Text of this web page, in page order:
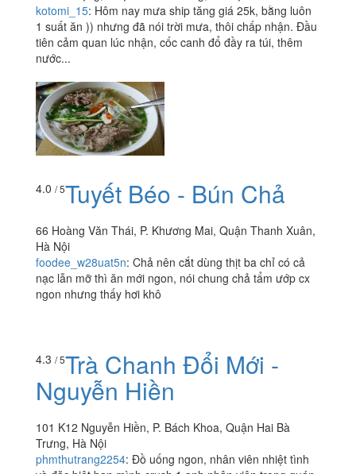
kotomi_15: Hôm nay mưa ship tăng giá 25k, bằng luôn
1 suất ăn )) nhưng đã nói trời mưa, thôi chấp nhận. Đầu
tiên cảm quan lúc nhận, cốc canh đổ đầy ra túi, thêm
nước...
4.0 / 5Tuyết Béo - Bún Chả
66 Hoàng Văn Thái, P. Khương Mai, Quận Thanh Xuân,
Hà Nội
foodee_w28uat5n: Chả nên cắt dùng thịt ba chỉ có cả
nạc lẫn mỡ thì ăn mới ngon, nói chung chả tẩm ướp cx
ngon nhưng thấy hơi khô
4.3 / 5Trà Chanh Đổi Mới -
Nguyễn Hiền